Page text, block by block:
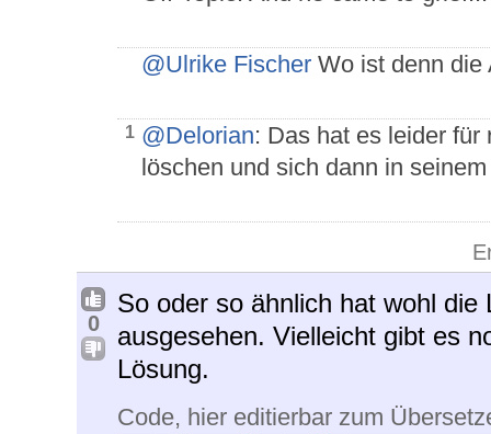
@Ulrike Fischer Wo ist denn die
1 @Delorian: Das hat es leider
löschen und sich dann in
0
So oder so ähnlich hat wohl die
ausgesehen. Vielleicht gibt es
Lösung.
Code, hier editierbar zum